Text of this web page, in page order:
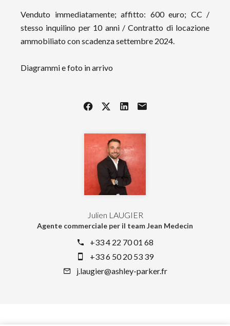
Julien LAUGIER
Agente commerciale per il team Jean Medecin
+33 4 22 70 01 68
+33 6 50 20 53 39
j.laugier@ashley-parker.fr
Venduto immediatamente; affitto: 600 euro; CC /
stesso inquilino per 10 anni / Contratto di locazione
ammobiliato con scadenza settembre 2024.
Diagrammi e foto in arrivo